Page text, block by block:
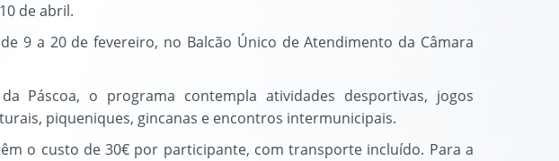
de abril.
9 a 20 de fevereiro, no Balcão Único de Atendimento da Câmara
Páscoa, o programa contempla atividades desportivas, jogos
piqueniques, gincanas e encontros intermunicipais.
o custo de 30€ por participante, com transporte incluído. Para a